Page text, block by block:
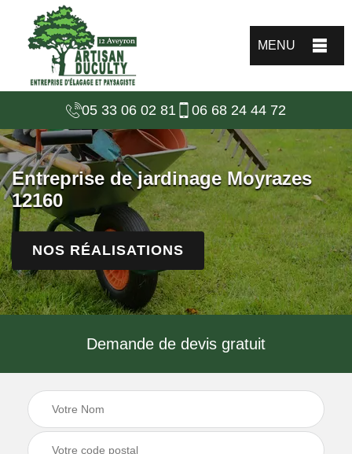
MENU
05 33 06 02 81 06 68 24 44 72
Entreprise de jardinage Moyrazes
12160
NOS RÉALISATIONS
Demande de devis gratuit